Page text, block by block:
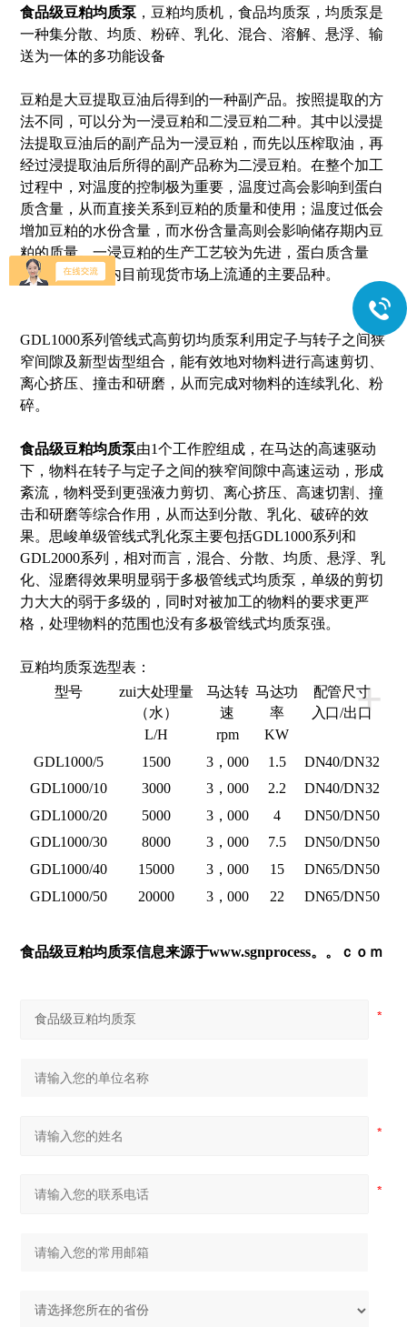
食品级豆粕均质泵 ，豆粕均质机，食品均质泵，均质泵是
一种集分散、均质、粉碎、乳化、混合、溶解、悬浮、输
送为一体的多功能设备
豆粕是大豆提取豆油后得到的一种副产品。按照提取的方
法不同，可以分为一浸豆粕和二浸豆粕二种。其中以浸提
法提取豆油后的副产品为一浸豆粕，而先以压榨取油，再
经过浸提取油后所得的副产品称为二浸豆粕。在整个加工
过程中，对温度的控制极为重要，温度过高会影响到蛋白
质含量，从而直接关系到豆粕的质量和使用；温度过低会
增加豆粕的水份含量，而水份含量高则会影响储存期内豆
粕的质量。一浸豆粕的生产工艺较为先进，蛋白质含量
高，是中国国内目前现货市场上流通的主要品种。
GDL1000系列管线式高剪切均质泵利用定子与转子之间狭
窄间隙及新型齿型组合，能有效地对物料进行高速剪切、
离心挤压、撞击和研磨，从而完成对物料的连续乳化、粉
碎。
食品级豆粕均质泵由1个工作腔组成，在马达的高速驱动
下，物料在转子与定子之间的狭窄间隙中高速运动，形成
紊流，物料受到更强液力剪切、离心挤压、高速切割、撞
击和研磨等综合作用，从而达到分散、乳化、破碎的效
果。 思峻单级管线式乳化泵主要包括GDL1000系列和
GDL2000系列，相对而言，混合、分散、均质、悬浮、乳
化、湿磨得效果明显弱于多极管线式均质泵，单级的剪切
力大大的弱于多级的，同时对被加工的物料的要求更严
格，处理物料的范围也没有多极管线式均质泵强。
豆粕均质泵选型表：
+
型号
zui大处理量
（水）
L/H
马达转
速
rpm
马达功
率
KW
配管尺寸
入口/出口
GDL1000/5 1500 3，000 1.5
DN40/DN32
GDL1000/10 3000 3，000 2.2 DN40/DN32
GDL1000/20 5000 3，000 4
DN50/DN50
GDL1000/30 8000 3，000 7.5 DN50/DN50
GDL1000/40 15000 3，000 15
DN65/DN50
GDL1000/50 20000 3，000 22 DN65/DN50
食品级豆粕均质泵信息来源于www.sgnprocess。。ｃｏｍ